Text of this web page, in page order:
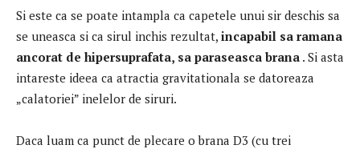
Si este ca se poate intampla ca capetele unui sir deschis sa
se uneasca si ca sirul inchis rezultat, incapabil sa ramana
ancorat de hipersuprafata, sa paraseasca brana . Si asta
intareste ideea ca atractia gravitationala se datoreaza
„calatoriei” inelelor de siruri.
Daca luam ca punct de plecare o brana D3 (cu trei